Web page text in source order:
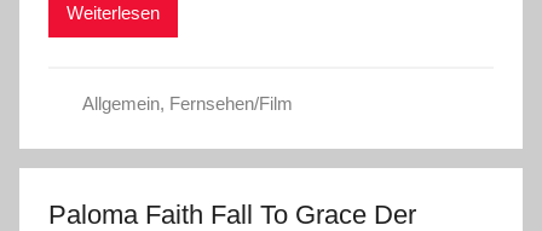
Weiterlesen
Allgemein, Fernsehen/Film
Paloma Faith Fall To Grace Der